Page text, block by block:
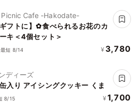
Picnic Cafe -Hakodate-
ギフトに】✿食べられるお花のカ
キ＜4個セット＞
最短 8/14 ¥ 3,780
ディーズ
入り アイシングクッキー くま
8/15 ¥ 1,700